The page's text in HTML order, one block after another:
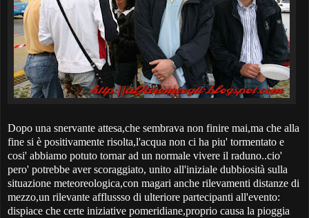
Dopo una snervante attesa,che sembrava non finire mai,ma che alla
fine si è positivamente risolta,l'acqua non ci ha piu' tormentato e
cosi' abbiamo potuto tornar ad un normale vivere il raduno..cio'
pero' potrebbe aver scoraggiato, unito all'iniziale dubbiosità sulla
situazione meteoreologica,con magari anche rilevamenti distanze di
mezzo,un rilevante afflussso di ulteriore partecipanti all'evento:
dispiace che certe iniziative pomeridiane,proprio causa la pioggia